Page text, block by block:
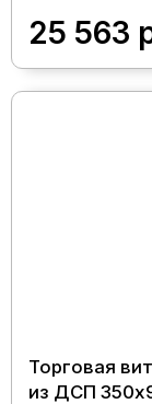
25 563
Торговая
из ДСП